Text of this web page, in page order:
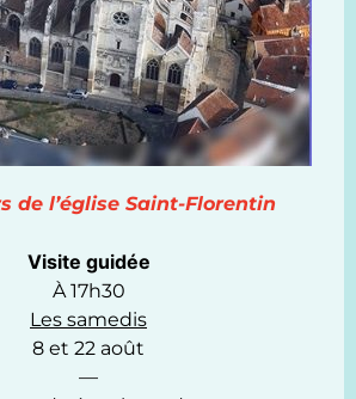
de l’église Saint-Florentin
Visite guidée
À 17h30
Les samedis
8 et 22 août
—